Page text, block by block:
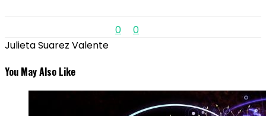
0
0
Julieta Suarez Valente
You May Also Like